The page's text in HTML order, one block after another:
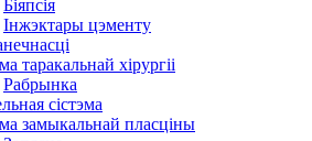
Біяпсія
Інжэктары цэменту
таракальнай хірургіі
Рабрынка
сістэма
замыкальнай пласціны